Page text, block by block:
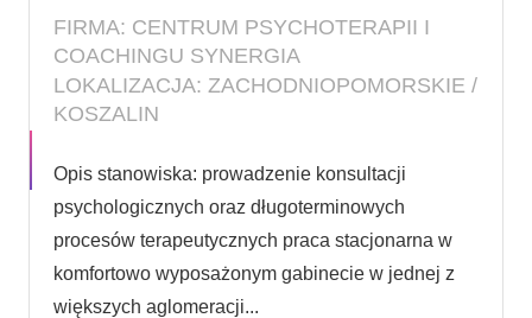
FIRMA: CENTRUM PSYCHOTERAPII I
COACHINGU SYNERGIA
LOKALIZACJA: ZACHODNIOPOMORSKIE /
KOSZALIN
Opis stanowiska: prowadzenie konsultacji
psychologicznych oraz długoterminowych
procesów terapeutycznych praca stacjonarna w
komfortowo wyposażonym gabinecie w jednej z
większych aglomeracji...